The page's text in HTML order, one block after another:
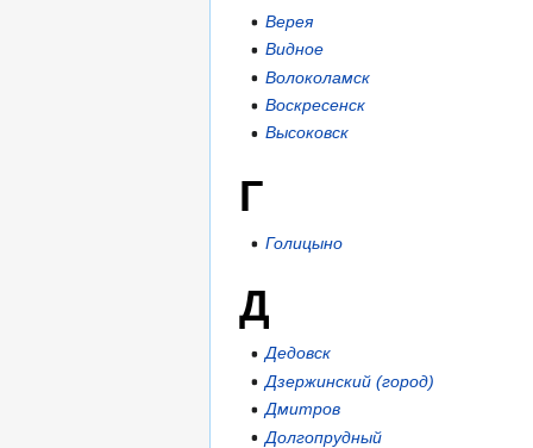
Верея
Видное
Волоколамск
Воскресенск
Высоковск
Г
Голицыно
Д
Дедовск
Дзержинский (город)
Дмитров
Долгопрудный